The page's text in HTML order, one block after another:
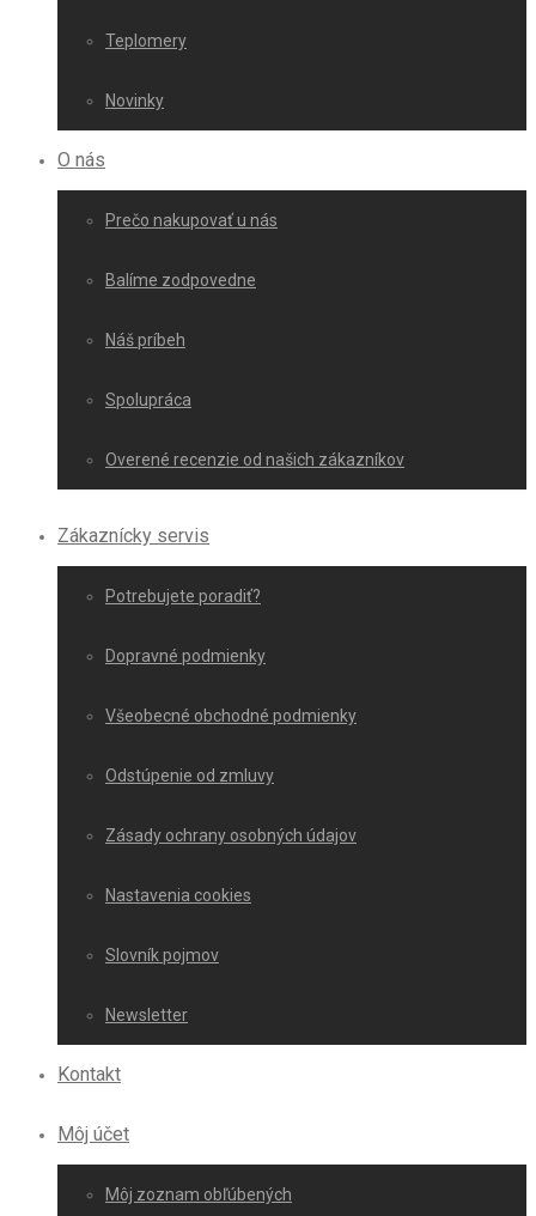
Teplomery
Novinky
O nás
Prečo nakupovať u nás
Balíme zodpovedne
Náš príbeh
Spolupráca
Overené recenzie od našich zákazníkov
Zákaznícky servis
Potrebujete poradiť?
Dopravné podmienky
Všeobecné obchodné podmienky
Odstúpenie od zmluvy
Zásady ochrany osobných údajov
Nastavenia cookies
Slovník pojmov
Newsletter
Kontakt
Môj účet
Môj zoznam obľúbených